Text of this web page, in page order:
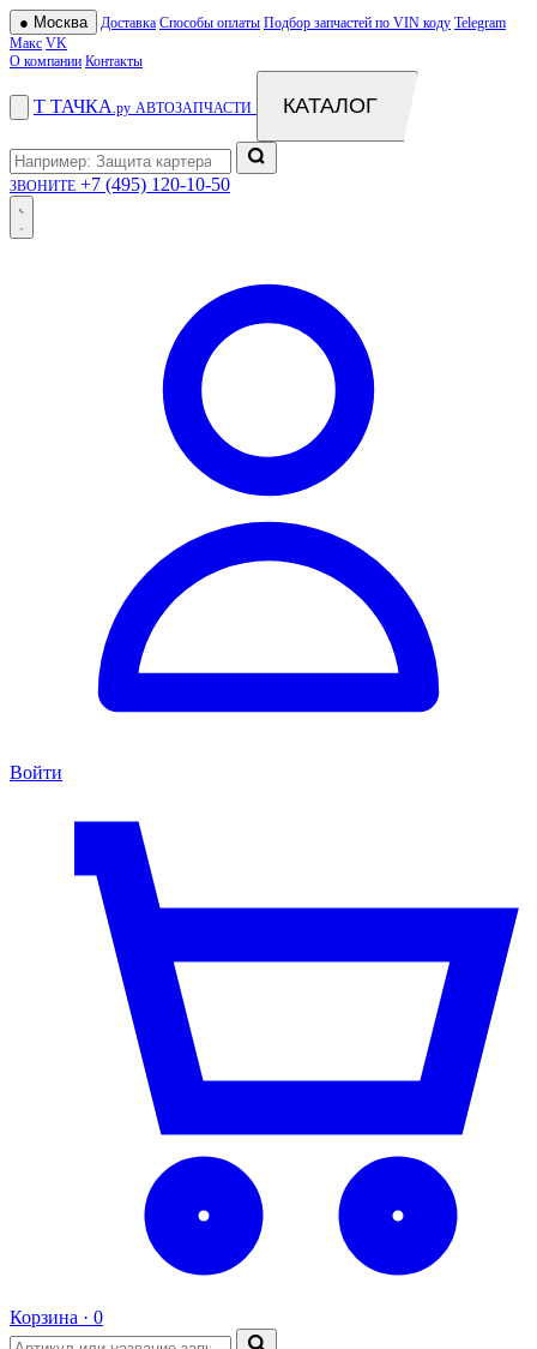
● Москва Доставка Способы оплаты Подбор запчастей по VIN коду Telegram
Макс VK
О компании Контакты
Т ТАЧКА .ру АВТОЗАПЧАСТИ КАТАЛОГ
ЗВОНИТЕ +7 (495) 120-10-50
Войти
Корзина · 0